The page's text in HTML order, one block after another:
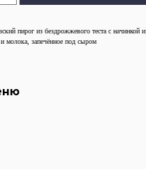
пирог из бездрожжевого теста с начинкой
молока, запечённое под сыром